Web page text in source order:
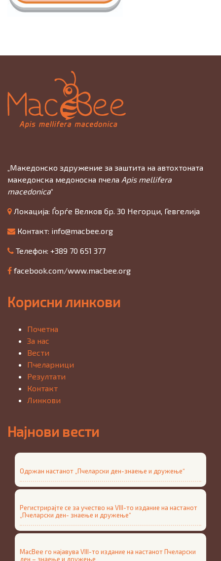
„Македонско здружение за заштита на автохтоната
македонска медоносна пчела Apis mellifera
macedonica“
Локација: Ѓорѓе Велков бр. 30 Негорци, Гевгелија
Контакт: info@macbee.org
Телефон: +389 70 651 377
facebook.com/www.macbee.org
Корисни линкови
Почетна
За нас
Вести
Пчеларници
Резултати
Контакт
Линкови
Најнови вести
Одржан настанот „Пчеларски ден-знаење и дружење“
Регистрирајте се за учество на VIII-то издание на настанот
„Пчеларски ден- знаење и дружење“
MacBee го најавува VIII-то издание на настанот Пчеларски
ден – знаење и дружење